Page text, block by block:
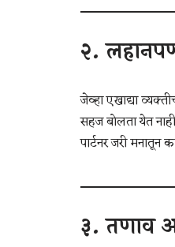
२.
जेव्हा एखाद्या
सहज बोलता येत
पार्टनर जरी
३.तणाव